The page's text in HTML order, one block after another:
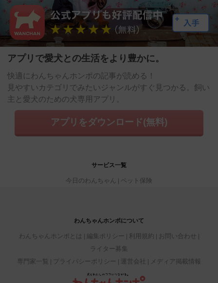
アプリで愛犬との生活をより豊かに。
快適にわんちゃんホンポの記事が読める！
見やすいカテゴリでみたいジャンルがすぐ見つかる。飼い
主と愛犬のための犬専用アプリ。
アプリをダウンロード(無料)
サービス一覧
今日のわんちゃん ペット保険
わんちゃんホンポについて
わんちゃんホンポとは 編集ポリシー 利用規約
お問い合わせ
ライター募集
専門家一覧
プライバシーポリシー 運営会社 メディア掲載情報